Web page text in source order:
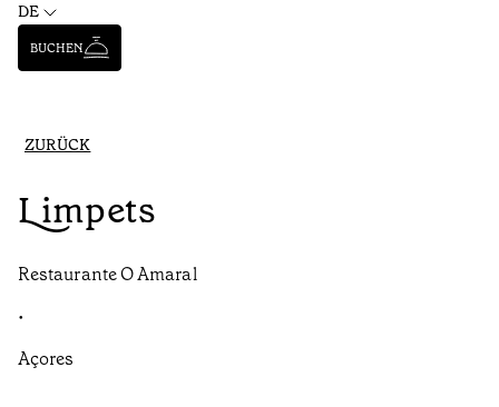
DE
BUCHEN
ZURÜCK
Limpets
Restaurante O Amaral
•
Açores